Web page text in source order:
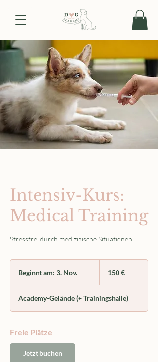
Intensiv-Kurs:
Medical Training
Stressfrei durch medizinische Situationen
Beginnt am: 3. Nov.
i
n
150 €
Academy-Gelände (+ Trainingshalle)
Freie Plätze
Jetzt buchen